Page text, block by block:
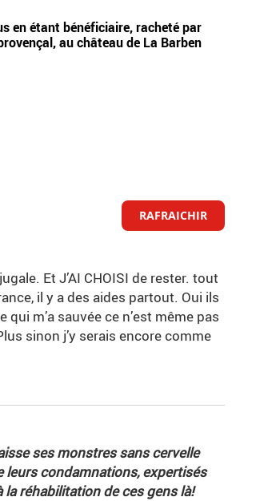
en étant bénéficiaire, racheté par
au château de La Barben
RAFRAICHIR
Et J’AI CHOISI de rester. tout
il y a des aides partout. Oui ils
m’a sauvée ce n’est même pas
sinon j’y serais encore comme
ses monstres sans cervelle
leurs condamnations, expertisés
réhabilitation de ces gens là!